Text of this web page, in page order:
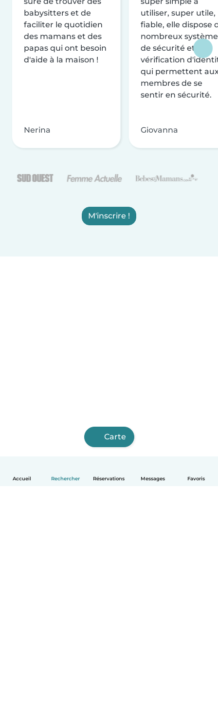
Accueil Rechercher Réservations Messages Favoris
babysitters et de
faciliter le quotidien
des mamans et des
papas qui ont besoin
d'aide à la maison !
Nerina
utiliser, super utile,
fiable, elle dispose
nombreux
de sécurité et de
vérification
qui permettent
membres de se
sentir en sécurité.
Giovanna
M'inscrire !
Carte